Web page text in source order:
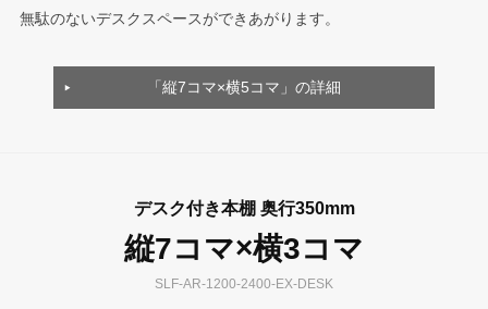
無駄のないデスクスペースができあがります。
「縦7コマ×横5コマ」の詳細
デスク付き本棚 奥行350mm
縦7コマ×横3コマ
SLF-AR-1200-2400-EX-DESK